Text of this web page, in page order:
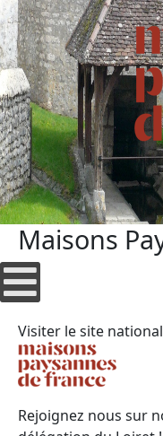
Maisons
Visiter le site
Rejoignez nous sur